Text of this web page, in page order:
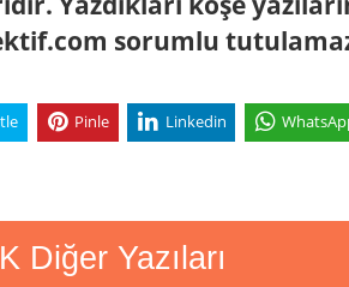
sorumlu
Pinle Linkedin
Diğer Yazıları